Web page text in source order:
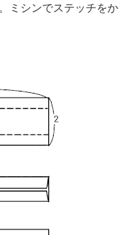
ミシンでステッチを